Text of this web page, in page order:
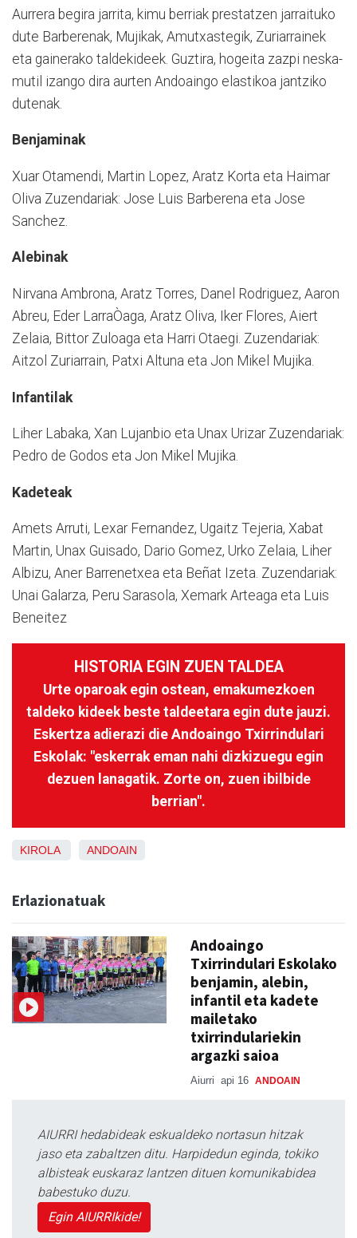
Aurrera begira jarrita, kimu berriak prestatzen jarraituko
dute Barberenak, Mujikak, Amutxastegik, Zuriarrainek
eta gainerako taldekideek. Guztira, hogeita zazpi neska-
mutil izango dira aurten Andoaingo elastikoa jantziko
dutenak.
Benjaminak
Xuar Otamendi, Martin Lopez, Aratz Korta eta Haimar
Oliva Zuzendariak: Jose Luis Barberena eta Jose
Sanchez.
Alebinak
Nirvana Ambrona, Aratz Torres, Danel Rodriguez, Aaron
Abreu, Eder LarraÒaga, Aratz Oliva, Iker Flores, Aiert
Zelaia, Bittor Zuloaga eta Harri Otaegi. Zuzendariak:
Aitzol Zuriarrain, Patxi Altuna eta Jon Mikel Mujika.
Infantilak
Liher Labaka, Xan Lujanbio eta Unax Urizar Zuzendariak:
Pedro de Godos eta Jon Mikel Mujika.
Kadeteak
Amets Arruti, Lexar Fernandez, Ugaitz Tejeria, Xabat
Martin, Unax Guisado, Dario Gomez, Urko Zelaia, Liher
Albizu, Aner Barrenetxea eta Beñat Izeta. Zuzendariak:
Unai Galarza, Peru Sarasola, Xemark Arteaga eta Luis
Beneitez
HISTORIA EGIN ZUEN TALDEA
Urte oparoak egin ostean, emakumezkoen
taldeko kideek beste taldeetara egin dute jauzi.
Eskertza adierazi die Andoaingo Txirrindulari
Eskolak: "eskerrak eman nahi dizkizuegu egin
dezuen lanagatik. Zorte on, zuen ibilbide
berrian".
KIROLA ANDOAIN
Erlazionatuak
Andoaingo
Txirrindulari Eskolako
benjamin, alebin,
infantil eta kadete
mailetako
txirrindulariekin
argazki saioa
Aiurri api 16 ANDOAIN
AIURRI hedabideak eskualdeko nortasun hitzak
jaso eta zabaltzen ditu. Harpidedun eginda, tokiko
albisteak euskaraz lantzen dituen komunikabidea
babestuko duzu.
Egin AIURRIkide!